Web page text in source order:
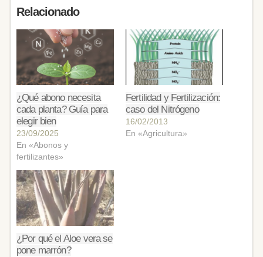
Relacionado
¿Qué abono necesita
cada planta? Guía para
elegir bien
23/09/2025
En «Abonos y
fertilizantes»
Fertilidad y Fertilización:
caso del Nitrógeno
16/02/2013
En «Agricultura»
¿Por qué el Aloe vera se
pone marrón?